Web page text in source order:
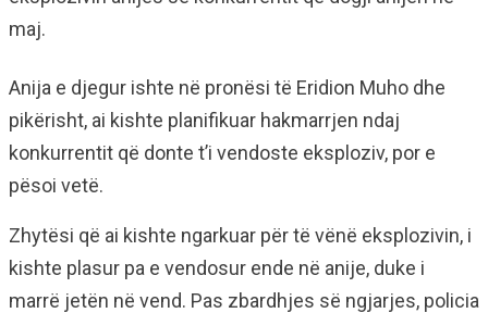
maj.
Anija e djegur ishte në pronësi të Eridion Muho dhe
pikërisht, ai kishte planifikuar hakmarrjen ndaj
konkurrentit që donte t’i vendoste eksploziv, por e
pësoi vetë.
Zhytësi që ai kishte ngarkuar për të vënë eksplozivin, i
kishte plasur pa e vendosur ende në anije, duke i
marrë jetën në vend. Pas zbardhjes së ngjarjes, policia